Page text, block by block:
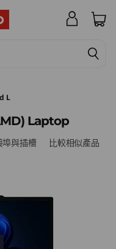
L
Laptop
埠與插槽 比較相似產品